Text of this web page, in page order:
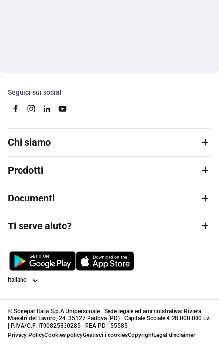
Seguici sui social
Chi siamo
Prodotti
Documenti
Ti serve aiuto?
Lingua
© Sonepar Italia S.p.A Unipersonale | Sede legale ed amministrativa: Riviera
Maestri del Lavoro, 24, 35127 Padova (PD) | Capitale Sociale € 28.000.000 i.v.
| P.IVA/C.F. IT00825330285 | REA PD 155585
Privacy PolicyCookies policyGestisci i cookiesCopyrightLegal disclaimer